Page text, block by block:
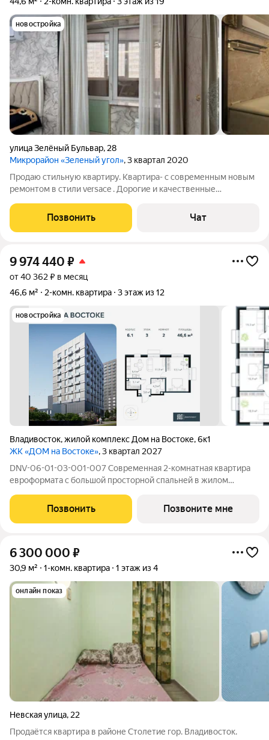
новостройка
улица Зелёный Бульвар, 28
Микрорайон «Зеленый угол», 3 квартал 2020
Продаю стильную квартиру. Квартира- с современным новым
ремонтом в стили versace . Дорогие и качественные
Прихожая- просторная с шкафом купе от Versace ,
изготовленный по индивидуальному заказу.
Позвонить Чат
9 974 440 ₽
от 40 362 ₽ в месяц
46,6 м²
2-комн. квартира 3 этаж из 12
новостройка
Владивосток,жилой комплекс Дом на Востоке,6к1
ЖК «ДОМ на Востоке», 3 квартал 2027
DNV-06-01-03-001-007 Современная 2-комнатная квартира
евроформата с большой просторной спальней в жилом
сдачи 3 кв. 2027 г. Монолитный дом. «ДОМ на Востоке» жилой
квартал с авторской
Позвонить Позвоните мне
6 300 000 ₽
30,9 м² 1-комн. квартира 1 этаж из 4
онлайн показ
Невская улица, 22
Продаётся квартира в районе Столетие гор. Владивосток.